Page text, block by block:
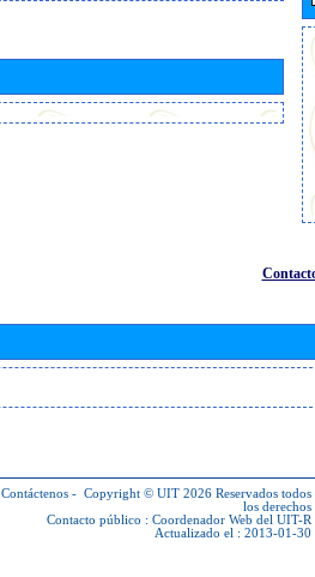
Contáctenos - Copyright © UIT 2026 Reservados todos
los derechos
Contacto público : Coordenador Web del UIT-R
Actualizado el : 2013-01-30